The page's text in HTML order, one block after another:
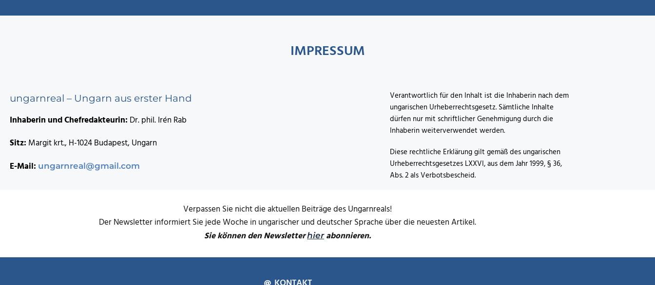
IMPRESSUM
ungarnreal – Ungarn aus erster Hand
Inhaberin und Chefredakteurin: Dr. phil. Irén Rab
Sitz: Margit krt., H-1024 Budapest, Ungarn
E-Mail: ungarnreal@gmail.com
Verantwortlich für den Inhalt ist die Inhaberin nach dem
ungarischen Urheberrechtsgesetz. Sämtliche Inhalte
dürfen nur mit schriftlicher Genehmigung durch die
Inhaberin weiterverwendet werden.
Diese rechtliche Erklärung gilt gemäß des ungarischen
Urheberrechtsgesetzes LXXVI, aus dem Jahr 1999, § 36,
Abs. 2 als Verbotsbescheid.
Verpassen Sie nicht die aktuellen Beiträge des Ungarnreals!
Der Newsletter informiert Sie jede Woche in ungarischer und deutscher Sprache über die neuesten Artikel.
Sie können den Newsletterhierabonnieren.